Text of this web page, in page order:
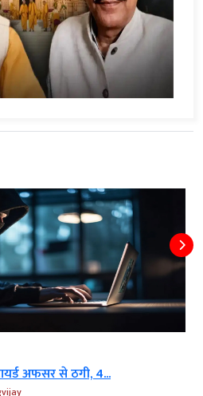
लव मैरिज की तो गांव में नहीं मिलेगी...